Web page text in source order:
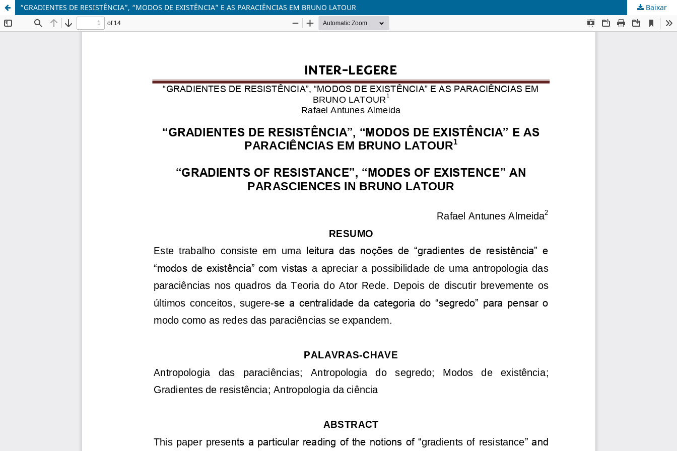
“GRADIENTES DE RESISTÊNCIA”, “MODOS DE EXISTÊNCIA” E AS PARACIÊNCIAS EM BRUNO LATOUR Baixar